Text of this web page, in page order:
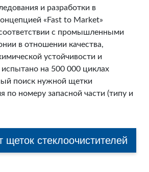
и разработки в
«Fast to Market»
с промышленными
в отношении качества,
устойчивости и
испытано на 500 000 циклах
поиск нужной щетки
по номеру запасной части (типу и
щеток стеклоочистителей